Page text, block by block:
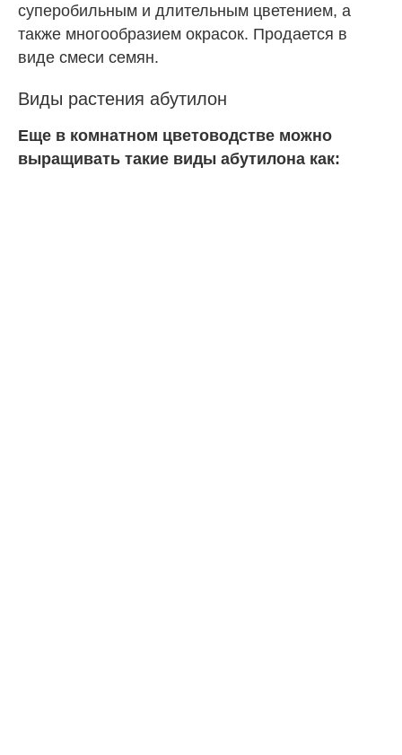
суперобильным и длительным цветением, а
также многообразием окрасок. Продается в
виде смеси семян.
Виды растения абутилон
Еще в комнатном цветоводстве можно
выращивать такие виды абутилона как: